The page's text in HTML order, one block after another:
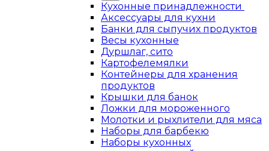
Кухонные принадлежности
Аксессуары для кухни
Банки для сыпучих продуктов
Весы кухонные
Дуршлаг, сито
Картофелемялки
Контейнеры для хранения
продуктов
Крышки для банок
Ложки для мороженного
Молотки и рыхлители для мяса
Наборы для барбекю
Наборы кухонных